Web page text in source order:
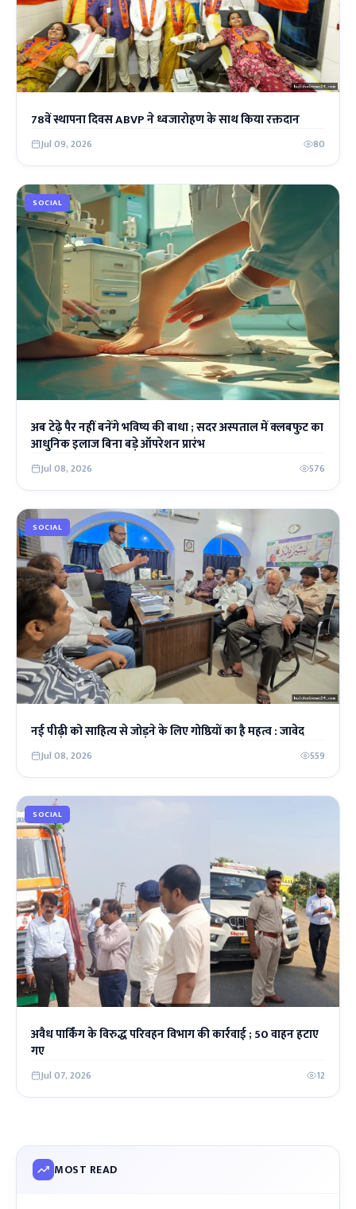
78वें स्थापना दिवस ABVP ने ध्वजारोहण के साथ किया रक्तदान
Jul 09, 2026 80
SOCIAL
अब टेढ़े पैर नहीं बनेंगे भविष्य की बाधा ; सदर अस्पताल में क्लबफुट का
आधुनिक इलाज बिना बड़े ऑपरेशन प्रारंभ
Jul 08, 2026 576
SOCIAL
नई पीढ़ी को साहित्य से जोड़ने के लिए गोष्ठियों का है महत्व : जावेद
Jul 08, 2026 559
SOCIAL
अवैध पार्किंग के विरुद्ध परिवहन विभाग की कार्रवाई ; 50 वाहन हटाए
गए
Jul 07, 2026 12
MOST READ